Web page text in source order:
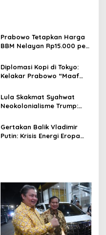
Prabowo Tetapkan Harga
BBM Nelayan Rp15.000 per
30-200 GT
Diplomasi Kopi di Tokyo:
Kelakar Prabowo “Maaf
Lebih Enak!” Guncang
Forum Bisnis Jepang
Lula Skakmat Syahwat
Neokolonialisme Trump:
South Terhadap Penjajahan
Gaya Baru
Gertakan Balik Vladimir
Putin: Krisis Energi Eropa